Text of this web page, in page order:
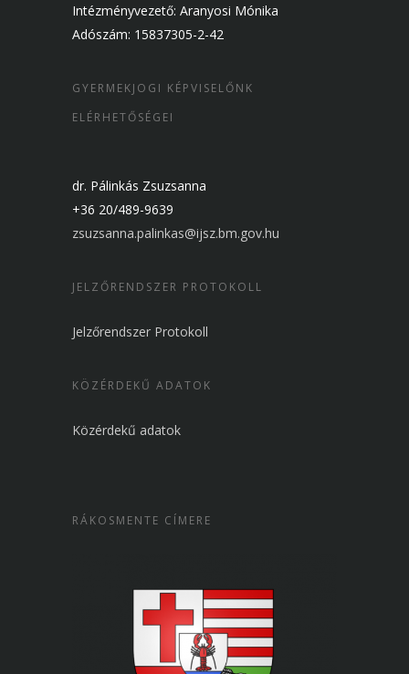
Intézményvezető: Aranyosi Mónika
Adószám: 15837305-2-42
GYERMEKJOGI KÉPVISELŐNK
ELÉRHETŐSÉGEI
dr. Pálinkás Zsuzsanna
+36 20/489-9639
zsuzsanna.palinkas@ijsz.bm.gov.hu
JELZŐRENDSZER PROTOKOLL
Jelzőrendszer Protokoll
KÖZÉRDEKŰ ADATOK
Közérdekű adatok
RÁKOSMENTE CÍMERE